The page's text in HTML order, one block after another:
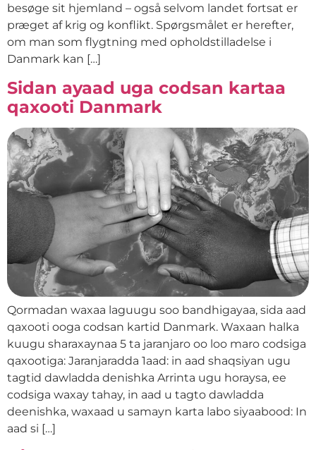
besøge sit hjemland – også selvom landet fortsat er
præget af krig og konflikt. Spørgsmålet er herefter,
om man som flygtning med opholdstilladelse i
Danmark kan […]
Sidan ayaad uga codsan kartaa
qaxooti Danmark
Qormadan waxaa laguugu soo bandhigayaa, sida aad
qaxooti ooga codsan kartid Danmark. Waxaan halka
kuugu sharaxaynaa 5 ta jaranjaro oo loo maro codsiga
qaxootiga: Jaranjaradda 1aad: in aad shaqsiyan ugu
tagtid dawladda denishka Arrinta ugu horaysa, ee
codsiga waxay tahay, in aad u tagto dawladda
deenishka, waxaad u samayn karta labo siyaabood: In
aad si […]